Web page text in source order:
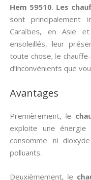
Hem 59510. Les
sont
Caraïbes, en Asie
ensoleillés, leur
toute chose, le
d’inconvénients que
Avantages
Premièrement, le
exploite une
consomme ni
polluants.
Deuxièmement, le